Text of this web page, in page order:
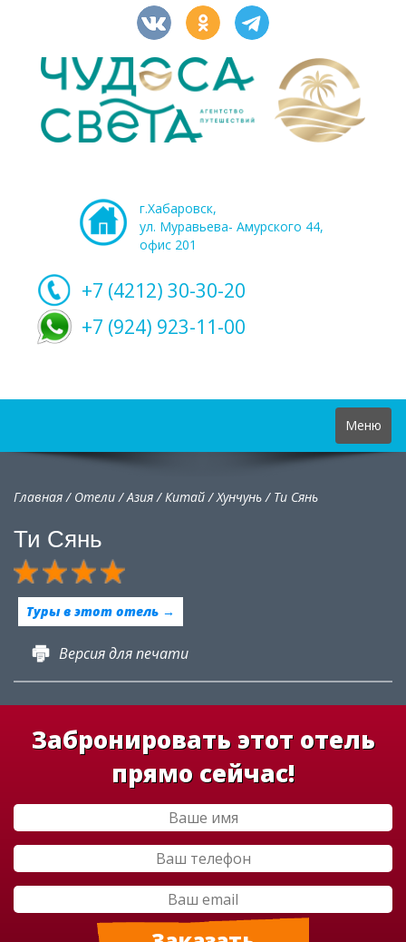
г.Хабаровск,
ул. Муравьева- Амурского 44,
офис 201
+7 (4212) 30-30-20
+7 (924) 923-11-00
Toggle
navigation
Меню
Главная/ Отели/Азия/Китай/Хунчунь / Ти Сянь
Ти Сянь
Туры в этот отель →
Версия для печати
Забронировать этот отель
прямо сейчас!